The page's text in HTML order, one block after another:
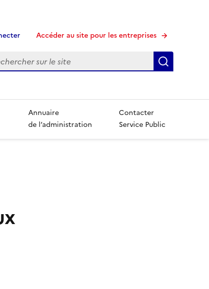
Accéder au site pour les entreprises
Annuaire
de l’administration
Contacter
Service Public